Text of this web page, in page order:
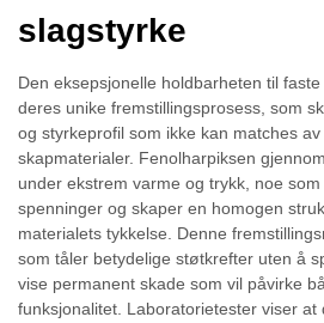
slagstyrke
Den eksepsjonelle holdbarheten til
deres unike fremstillingsprosess, som
og styrkeprofil som ikke kan matches
skapmaterialer. Fenolharpiksen
under ekstrem varme og trykk, noe
spenninger og skaper en homogen
materialets tykkelse. Denne
som tåler betydelige støtkrefter uten å
vise permanent skade som vil påvirke
funksjonalitet. Laboratorietester viser at